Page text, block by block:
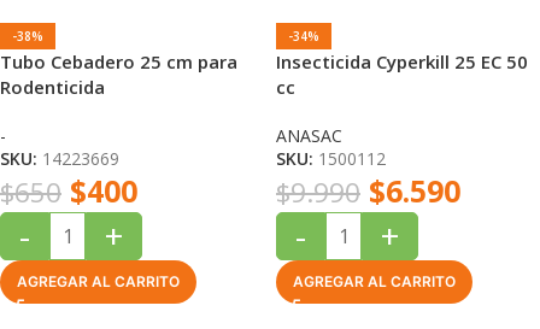
-38%
Tubo Cebadero 25 cm para
Rodenticida
-
SKU: 14223669
$650 $400
- +
AGREGAR AL CARRITO
-34%
Insecticida Cyperkill 25 EC 50
cc
ANASAC
SKU: 1500112
$9.990 $6.590
- +
AGREGAR AL CARRITO